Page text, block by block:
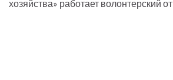
хозяйства» работает волонтерский